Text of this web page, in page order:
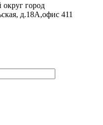
округ город
д.18А,офис 411